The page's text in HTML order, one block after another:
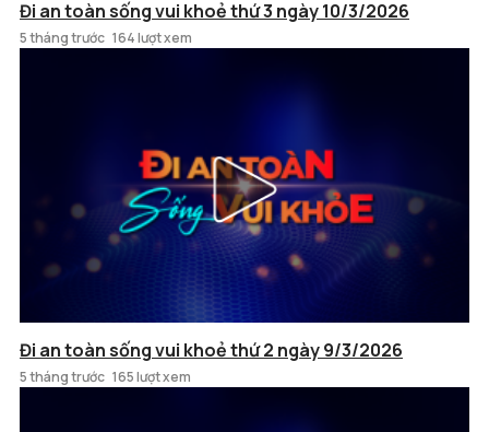
Đi an toàn sống vui khoẻ thứ 3 ngày 10/3/2026
5 tháng trước 164 lượt xem
Đi an toàn sống vui khoẻ thứ 2 ngày 9/3/2026
5 tháng trước 165 lượt xem